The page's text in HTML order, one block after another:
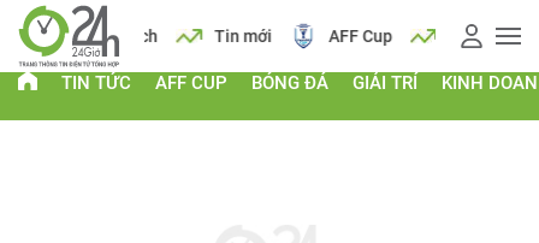
Lịch Tin mới AFF Cup Giá vàng
TIN TỨC AFF CUP BÓNG ĐÁ GIẢI TRÍ KINH